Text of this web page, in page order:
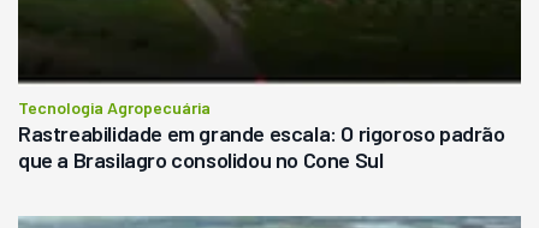
Tecnologia Agropecuária
Rastreabilidade em grande escala: O rigoroso padrão
que a Brasilagro consolidou no Cone Sul